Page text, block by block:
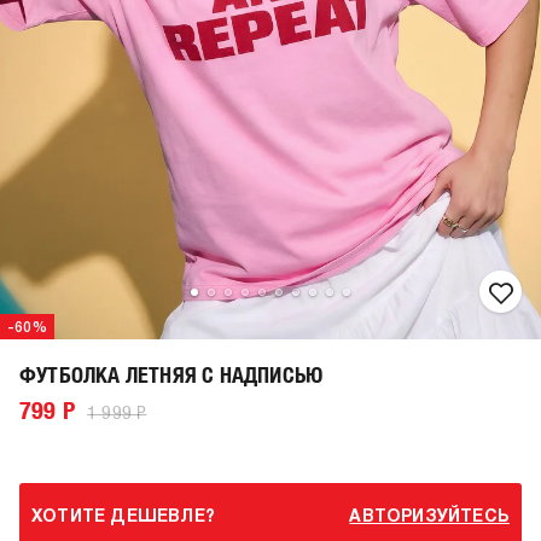
-60%
ФУТБОЛКА ЛЕТНЯЯ С НАДПИСЬЮ
799 Р 1 999 Р
ХОТИТЕ ДЕШЕВЛЕ? АВТОРИЗУЙТЕСЬ